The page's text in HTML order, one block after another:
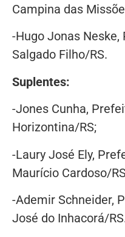
Campina das
-Hugo Jonas
Salgado Filho/RS.
Suplentes:
-Jones Cunha,
Horizontina/RS;
-Laury José Ely,
Maurício Cardoso/
-Ademir Schneider,
José do Inhacorá/